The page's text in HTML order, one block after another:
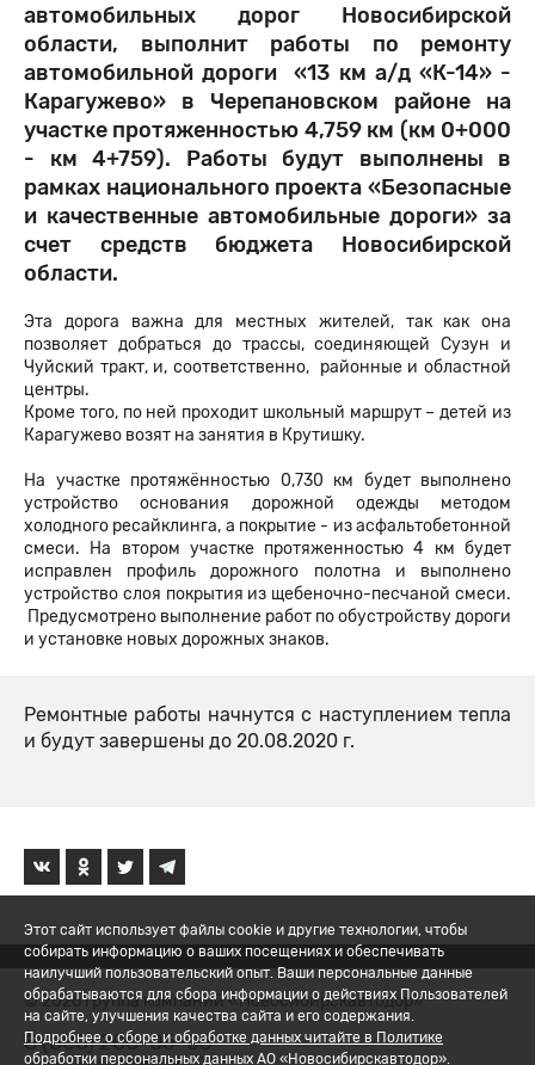
автомобильных дорог Новосибирской
области, выполнит работы по ремонту
автомобильной дороги «13 км а/д «К-14» -
Карагужево» в Черепановском районе на
участке протяженностью 4,759 км (км 0+000
- км 4+759). Работы будут выполнены в
рамках национального проекта «Безопасные
и качественные автомобильные дороги» за
счет средств бюджета Новосибирской
области.
Эта дорога важна для местных жителей, так как она
позволяет добраться до трассы, соединяющей Сузун и
Чуйский тракт, и, соответственно, районные и областной
центры.
Кроме того, по ней проходит школьный маршрут – детей из
Карагужево возят на занятия в Крутишку.
На участке протяжённостью 0,730 км будет выполнено
устройство основания дорожной одежды методом
холодного ресайклинга, а покрытие - из асфальтобетонной
смеси. На втором участке протяженностью 4 км будет
исправлен профиль дорожного полотна и выполнено
устройство слоя покрытия из щебеночно-песчаной смеси.
Предусмотрено выполнение работ по обустройству дороги
и установке новых дорожных знаков.
Ремонтные работы начнутся с наступлением тепла
и будут завершены до 20.08.2020 г.
© 2026 Группа компаний «Новосибирскавтодор»
8 (800) 200-05-06
Этот сайт использует файлы cookie и другие технологии, чтобы
собирать информацию о ваших посещениях и обеспечивать
наилучший пользовательский опыт. Ваши персональные данные
обрабатываются для сбора информации о действиях Пользователей
на сайте, улучшения качества сайта и его содержания.
Подробнее о сборе и обработке данных читайте в Политике
обработки персональных данных АО «Новосибирскавтодор».